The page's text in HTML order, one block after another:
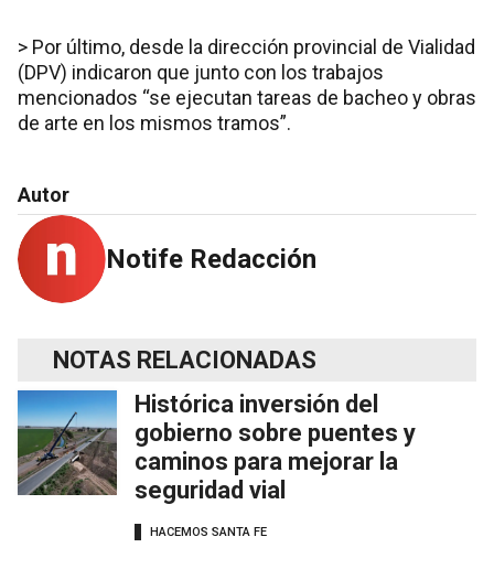
> Por último, desde la dirección provincial de Vialidad
(DPV) indicaron que junto con los trabajos
mencionados “se ejecutan tareas de bacheo y obras
de arte en los mismos tramos”.
Autor
Notife Redacción
NOTAS RELACIONADAS
Histórica inversión del
gobierno sobre puentes y
caminos para mejorar la
seguridad vial
HACEMOS SANTA FE